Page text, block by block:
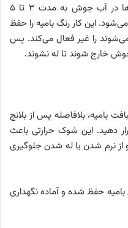
بلانچ کردن به معنای قرار دادن بامیه‌ها در آب جوش به مدت ۳ تا ۵
این کار رنگ بامیه را حفظ
را غیر فعال می‌کند. پس
خارج شوند تا له نشوند.
بامیه، بلافاصله پس از بلانچ
دهید. این شوک حرارتی باعث
نرم شدن یا له شدن جلوگیری
حفظ شده و آماده نگهداری